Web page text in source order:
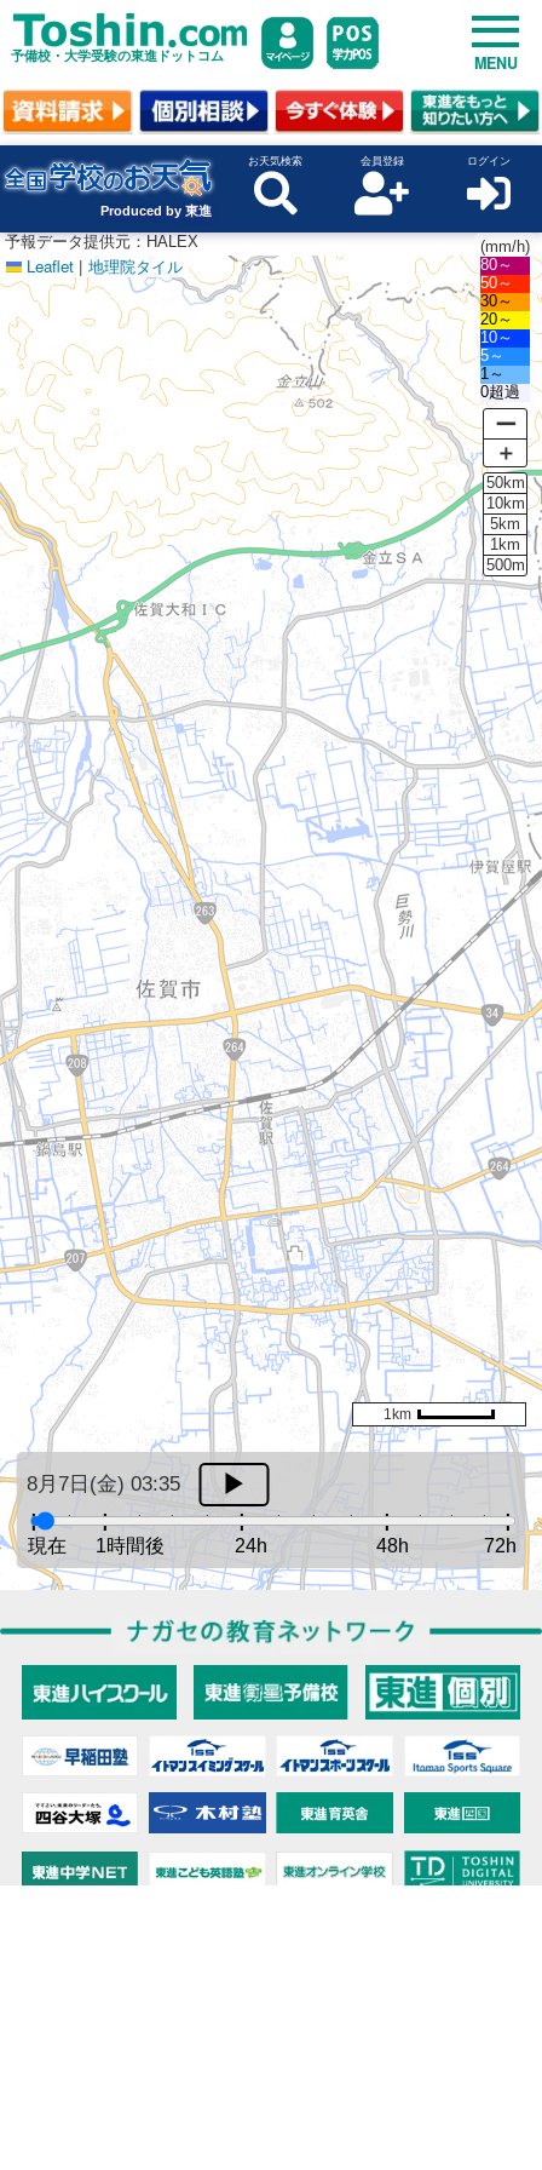
予備校・大学受験の東進ドットコム MENU
Produced by 東進
お天気検索 会員登録 ログイン
Leaflet | 地理院タイル
8月7日(金) 03:35
現在 1時間後 24h 48h 72h
1km
(mm/h)
80～
50～
30～
20～
10～
5～
1～
0超過
ー
＋
50km
10km
5km
1km
500m
予報データ提供元：HALEX